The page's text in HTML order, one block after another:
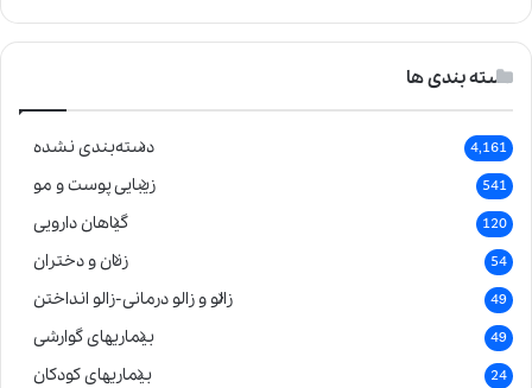
دسته بندی ها
دسته‌بندی نشده 4,161
زیبایی پوست و مو 541
گیاهان دارویی 120
زنان و دختران 54
زالو و زالو درمانی-زالو انداختن 49
بیماریهای گوارشی 49
بیماریهای کودکان 24